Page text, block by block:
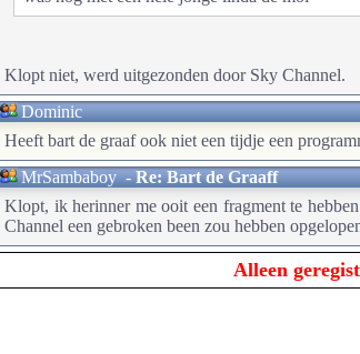
Klopt niet, werd uitgezonden door Sky Channel.
Dominic
Heeft bart de graaf ook niet een tijdje een
MrSambaboy-Re: Bart de Graaff
Klopt, ik herinner me ooit een fragment te
Channel een gebroken been zou hebben
Alleen